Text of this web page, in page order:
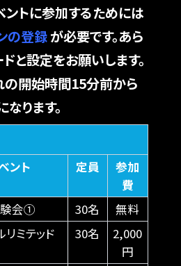
トに参加するためには
の登録が必要です。あら
と設定をお願いします。
開始時間15分前から
ります。
ント 定員
参加
費
会① 30名
無料
リミテッド
30名
2,000
円